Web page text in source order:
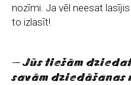
nozīmi. Ja vēl neesat
to izlasīt!
— Jūs tiešām
savām dziedāšanas